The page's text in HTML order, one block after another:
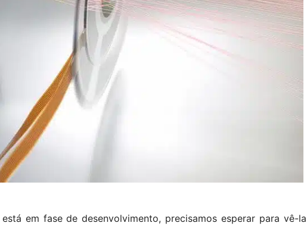
em fase de desenvolvimento, precisamos esperar para vê-la